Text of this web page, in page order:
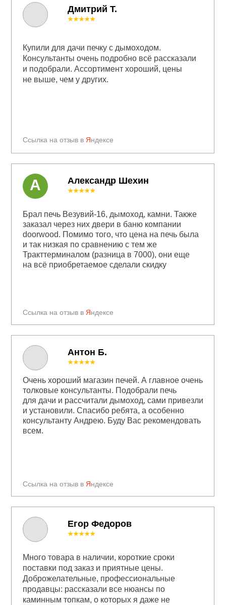
Антон Б.
Ссылка на отзыв в Яндексе
★★★★★
Купили для дачи печку с дымоходом.
Консультанты очень подробно всё рассказали
и подобрали. Ассортимент хороший, цены
не выше, чем у других.
Александр Шехин
Ссылка на отзыв в Яндексе
★★★★★
Брал печь Везувий-16, дымоход, камни. Также
заказал через них двери в баню компании
doorwood. Помимо того, что цена на печь была
и так низкая по сравнению с тем же
Тракттерминалом (разница в 7000), они еще
на всё приобретаемое сделали скидку
А
Дмитрий Т.
Ссылка на отзыв в Яндексе
★★★★★
Очень хороший магазин печей. А главное очень
толковые консультанты. Подобрали печь
для дачи и рассчитали дымоход, сами привезли
и установили. Спасибо ребята, а особенно
консультанту Андрею. Буду Вас рекомендовать
всем.
Егор Федоров
★★★★★
Много товара в наличии, короткие сроки
поставки под заказ и приятные цены.
Доброжелательные, профессиональные
продавцы: рассказали все нюансы по
каминным топкам, о которых я даже не